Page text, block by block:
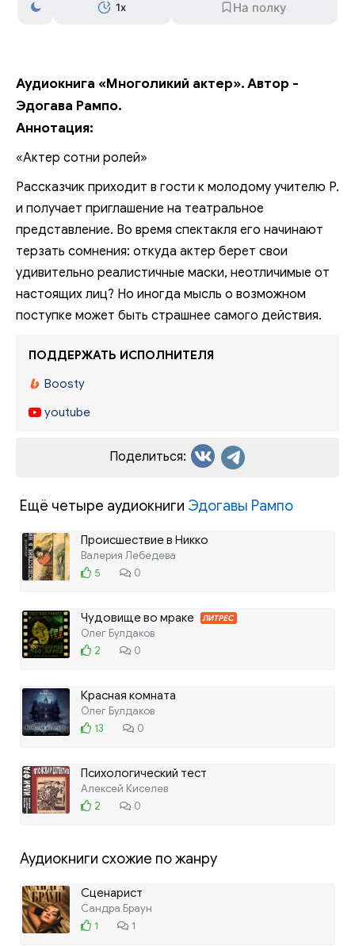
1x
Аудиокнига «Многоликий актер». Автор -
Эдогава Рампо.
Аннотация:
«Актер сотни ролей»
Рассказчик приходит в гости к молодому учителю Р.
и получает приглашение на театральное
представление. Во время спектакля его начинают
терзать сомнения: откуда актер берет свои
удивительно реалистичные маски, неотличимые от
настоящих лиц? Но иногда мысль о возможном
поступке может быть страшнее самого действия.
ПОДДЕРЖАТЬ ИСПОЛНИТЕЛЯ
Boosty
youtube
Поделиться:
Ещё четыре аудиокниги Эдогавы Рампо
Происшествие в Никко
Валерия Лебедева
5
0
Чудовище во мраке ЛИТРЕС
Олег Булдаков
2
0
Красная комната
Олег Булдаков
13
0
Психологический тест
Алексей Киселев
2
0
Аудиокниги схожие по жанру
Сценарист
Сандра Браун
1
1